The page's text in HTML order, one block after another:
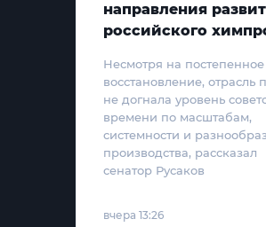
направления
российского
Несмотря на постепенное
восстановление, отрасль
не догнала уровень
времени по масштабам,
системности и
производства, рассказал
сенатор Русаков
вчера 13:26